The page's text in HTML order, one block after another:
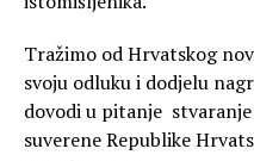
Tražimo od Hrvatskog
svoju odluku i dodjelu
dovodi u pitanje
suverene Republike